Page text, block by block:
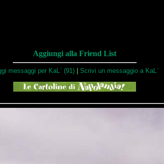
Aggiungi alla Friend List
messaggi per KaL` (91)| Scrivi un messaggio a KaL`